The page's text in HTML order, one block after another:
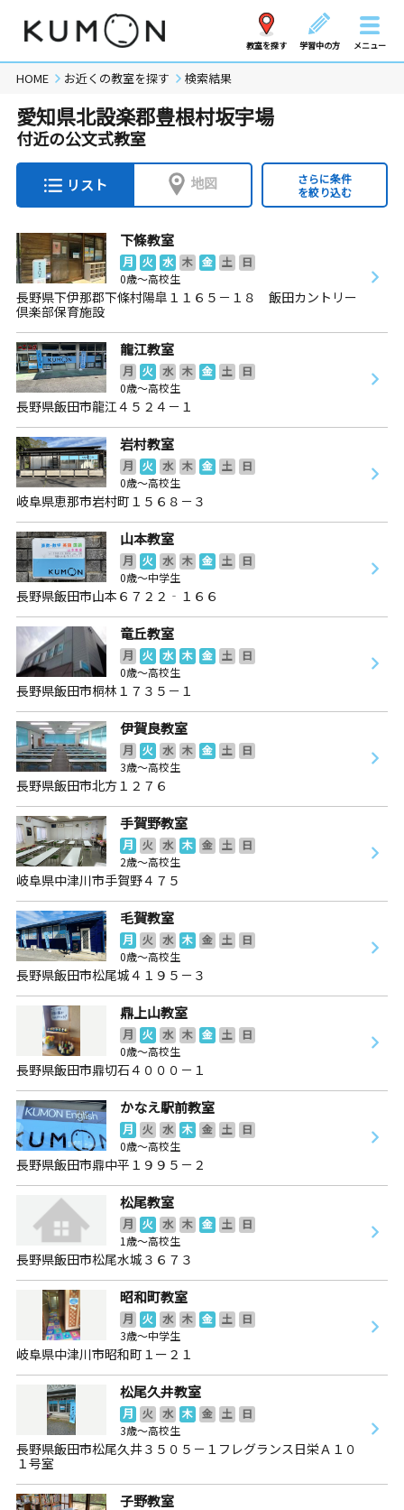
教室を探す 学習中の方 メニュー
HOME お近くの教室を探す 検索結果
愛知県北設楽郡豊根村坂宇場
付近の公文式教室
リスト 地図
さらに条件
を絞り込む
下條教室
月 火 水 木 金 土
日
0歳～高校生
長野県下伊那郡下條村陽皐１１６５－１８ 飯田カントリー
倶楽部保育施設
龍江教室
月 火 水 木 金 土
日
0歳～高校生
長野県飯田市龍江４５２４－１
岩村教室
月 火 水 木 金 土
日
0歳～高校生
岐阜県恵那市岩村町１５６８－３
山本教室
月 火 水 木 金 土
日
0歳～中学生
長野県飯田市山本６７２２‐１６６
竜丘教室
月 火 水 木 金 土
日
0歳～高校生
長野県飯田市桐林１７３５－１
伊賀良教室
月 火 水 木 金 土
日
3歳～高校生
長野県飯田市北方１２７６
手賀野教室
月 火 水 木 金 土
日
2歳～高校生
岐阜県中津川市手賀野４７５
毛賀教室
月 火 水 木 金 土
日
0歳～高校生
長野県飯田市松尾城４１９５－３
鼎上山教室
月 火 水 木 金 土
日
0歳～高校生
長野県飯田市鼎切石４０００－１
かなえ駅前教室
月 火 水 木 金 土
日
0歳～高校生
長野県飯田市鼎中平１９９５－２
松尾教室
月 火 水 木 金 土
日
1歳～高校生
長野県飯田市松尾水城３６７３
昭和町教室
月 火 水 木 金 土
日
3歳～中学生
岐阜県中津川市昭和町１ー２１
松尾久井教室
月 火 水 木 金 土
日
3歳～高校生
長野県飯田市松尾久井３５０５－１フレグランス日栄Ａ１０
１号室
子野教室